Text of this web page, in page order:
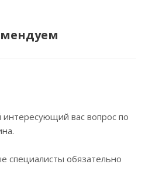
вас вопрос по
специалисты обязательно